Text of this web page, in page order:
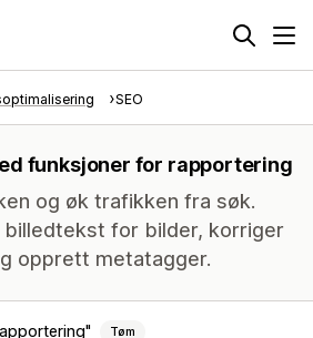
SEO
funksjoner for rapportering
og øk trafikken fra søk.
billedtekst for bilder, korriger
opprett metatagger.
Tøm